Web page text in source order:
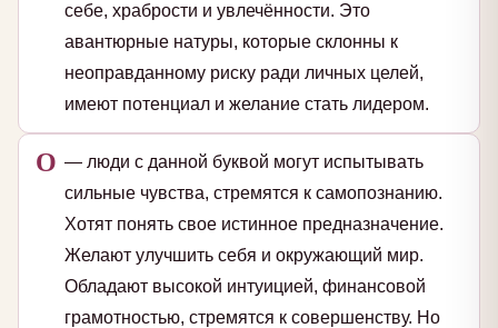
себе, храбрости и увлечённости. Это
авантюрные натуры, которые склонны к
неоправданному риску ради личных целей,
имеют потенциал и желание стать лидером.
О — люди с данной буквой могут испытывать
сильные чувства, стремятся к самопознанию.
Хотят понять свое истинное предназначение.
Желают улучшить себя и окружающий мир.
Обладают высокой интуицией, финансовой
грамотностью, стремятся к совершенству. Но